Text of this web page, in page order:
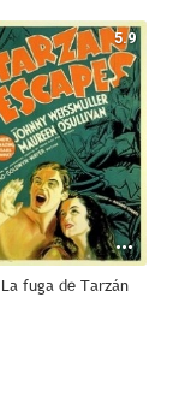
5.9
La fuga de Tarzán